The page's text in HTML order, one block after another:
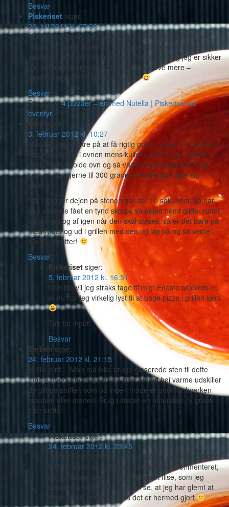
Besvar
Piskeriset siger:
26. juli 2011 kl. 07:06
Vibeke – satte den sig fast? Jeg var rimelig gavmild med
melet, da vores skulle på, for jeg var bange for, at den ville
sætte sig fast, men det skete heldigvis ikke. Og jeg er sikker
på, at familien er helt med på, at I skal øve mere –
hjemmelavet pizza er bare så godt
Besvar
Pingback:4 pizzaer – én med Nutella | Piskeriset på
eventyr
Lars
siger:
3. februar 2012 kl. 10:27
Hvis I vil være sikre på at få rigtig gode pizzaer på stenene,
så smid stenen i ovnen mens kullene varmer op. Stenen
sættes i den kolde ovn og så varmes ovnen så hårdt op
som muligt, gerne til 300 grader hvis det kan lade sig
gøre…
Når i lægger dejen på stenen går der 10 sekunder, så har
den allerede fået en tynd skorpe så dejen nemt glider rundt
på stenen og af igen når den skal spises. så er det bare på
med fyldet og ud i grillen med den og låg på og så vente i
10-12 minutter!
Besvar
Piskeriset siger:
5. februar 2012 kl. 16:51
Den idé vil jeg straks tage til mig! Eneste problem er,
at nu har jeg virkelig lyst til at bage pizza i grillen igen
Tak for input!
Besvar
Torben siger:
24. februar 2012 kl. 21:15
Et lille hint… Man må ikke bruge glaserede sten til dette
formål, da de indeholder bly. Dvs. at ved høj varme udskiller
de giftige stoffer, som på ingen måde er godt for hverken
kroppen eller maden. Brug i stedet en natursten, fx granit
eller skiffer.
Besvar
Piskeriset siger:
24. februar 2012 kl. 23:45
Tak for kommentaren. Det læste jeg også flere steder
kort tid efter, at jeg havde foretaget eksperimenteret,
så jeg købte også en ikke-glaseret flise, som jeg
derefter brugte. Men jeg kan se, at jeg har glemt at
tilføje det til indlægget, så det er hermed gjort